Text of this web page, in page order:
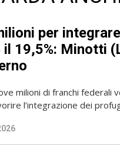
per
il 19,5%: Minotti
milioni di franchi federali
l’integrazione dei